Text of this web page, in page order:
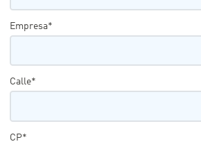
Empresa*
Calle*
CP*